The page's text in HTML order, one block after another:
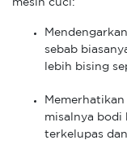
mesin cuci:
sebab
lebih bising
misalnya bodi
terkelupas